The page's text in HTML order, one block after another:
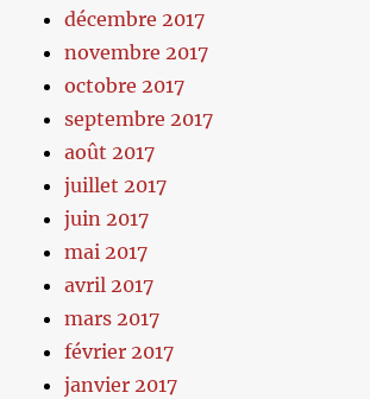
décembre 2017
novembre 2017
octobre 2017
septembre 2017
août 2017
juillet 2017
juin 2017
mai 2017
avril 2017
mars 2017
février 2017
janvier 2017